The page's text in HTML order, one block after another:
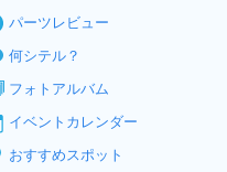
パーツレビュー
何シテル？
フォトアルバム
イベントカレンダー
おすすめスポット